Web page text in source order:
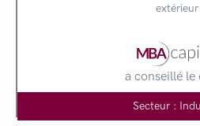
extérieur
a conseillé le
Secteur :